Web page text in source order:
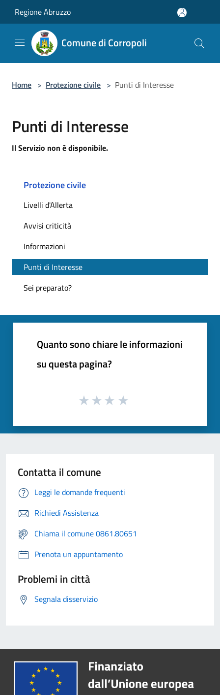
Regione Abruzzo
Comune di Corropoli
Home > Protezione civile > Punti di Interesse
Punti di Interesse
Il Servizio non è disponibile.
Protezione civile
Livelli d'Allerta
Avvisi criticità
Informazioni
Punti di Interesse
Sei preparato?
Quanto sono chiare le informazioni
su questa pagina?
Contatta il comune
Leggi le domande frequenti
Richiedi Assistenza
Chiama il comune 0861.80651
Prenota un appuntamento
Problemi in città
Segnala disservizio